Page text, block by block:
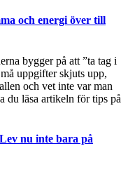
och energi över till
bygger på att ”ta tag i
uppgifter skjuts upp,
och vet inte var man
du läsa artikeln för tips på
nu inte bara på